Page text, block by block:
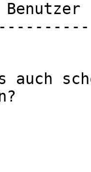
Benutzer
auch